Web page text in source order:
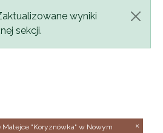
wyniki
sekcji.
"Koryznówka" w Nowym